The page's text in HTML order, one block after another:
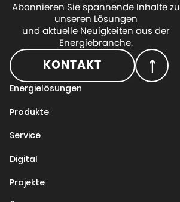
Abonnieren Sie spannende Inhalte zu
unseren Lösungen
und aktuelle Neuigkeiten aus der
Energiebranche.
KONTAKT
Energielösungen
Produkte
Service
Digital
Projekte